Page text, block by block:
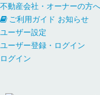
不動産会社・オーナーの方へ
ご利用ガイド お知らせ
ユーザー設定
ユーザー登録・ログイン
ログイン